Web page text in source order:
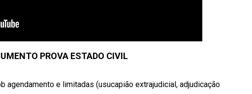
PROVA ESTADO CIVIL
agendamento e limitadas (usucapião extrajudicial, adjudicação